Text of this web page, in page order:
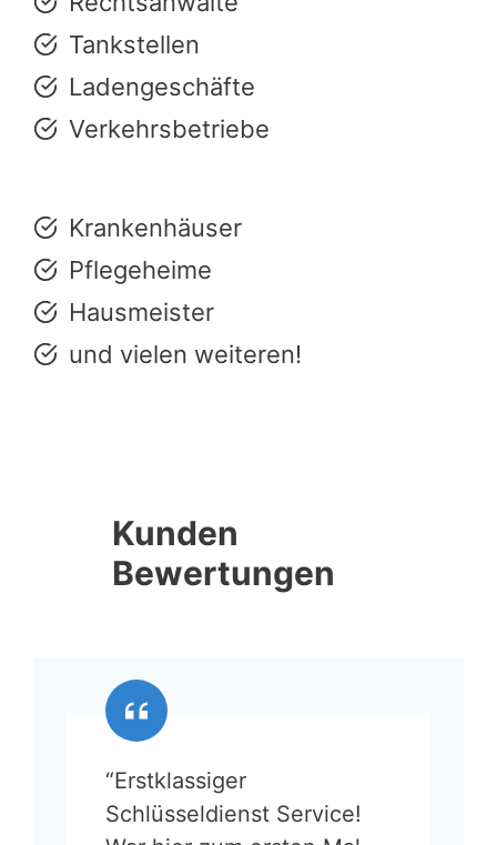
Tankstellen
Ladengeschäfte
Verkehrsbetriebe
Krankenhäuser
Pflegeheime
Hausmeister
und vielen weiteren!
Kunden
Bewertungen
“Erstklassiger
Schlüsseldienst Service!